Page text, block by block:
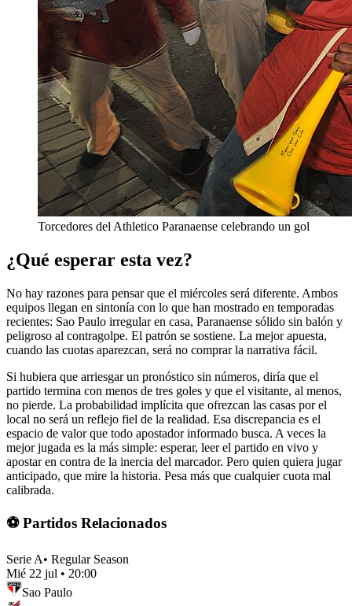
Torcedores del Athletico Paranaense celebrando un gol
¿Qué esperar esta vez?
No hay razones para pensar que el miércoles será diferente. Ambos
equipos llegan en sintonía con lo que han mostrado en temporadas
recientes: Sao Paulo irregular en casa, Paranaense sólido sin balón y
peligroso al contragolpe. El patrón se sostiene. La mejor apuesta,
cuando las cuotas aparezcan, será no comprar la narrativa fácil.
Si hubiera que arriesgar un pronóstico sin números, diría que el
partido termina con menos de tres goles y que el visitante, al menos,
no pierde. La probabilidad implícita que ofrezcan las casas por el
local no será un reflejo fiel de la realidad. Esa discrepancia es el
espacio de valor que todo apostador informado busca. A veces la
mejor jugada es la más simple: esperar, leer el partido en vivo y
apostar en contra de la inercia del marcador. Pero quien quiera jugar
anticipado, que mire la historia. Pesa más que cualquier cuota mal
calibrada.
⚽ Partidos Relacionados
Serie A• Regular Season
Mié 22 jul • 20:00
Sao Paulo